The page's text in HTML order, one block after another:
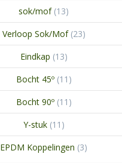
sok/mof 1313
producten
Verloop Sok/Mof 2323
producten
Eindkap 1313
producten
Bocht 45º 11 11
producten
Bocht 90º 11 11
producten
Y-stuk 11 11
producten
EPDM Koppelingen 33